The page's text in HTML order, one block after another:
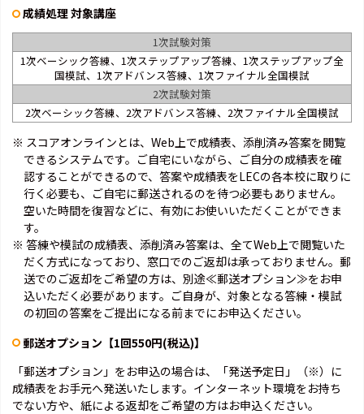
成績処理 対象講座
1次試験対策
1次ベーシック答練、1次ステップアップ答練、1次ステップアップ全
国模試、1次アドバンス答練、1次ファイナル全国模試
2次試験対策
2次ベーシック答練、2次アドバンス答練、2次ファイナル全国模試
※ スコアオンラインとは、Web上で成績表、添削済み答案を閲覧
できるシステムです。ご自宅にいながら、ご自分の成績表を確
認することができるので、答案や成績表をLECの各本校に取りに
行く必要も、ご自宅に郵送されるのを待つ必要もありません。
空いた時間を復習などに、有効にお使いいただくことができま
す。
※ 答練や模試の成績表、添削済み答案は、全てWeb上で閲覧いた
だく方式になっており、窓口でのご返却は承っておりません。郵
送でのご返却をご希望の方は、別途≪郵送オプション≫をお申
込いただく必要があります。ご自身が、対象となる答練・模試
の初回の答案をご提出になる前までにお申込ください。
郵送オプション【1回550円(税込)】
「郵送オプション」をお申込の場合は、「発送予定日」（※）に
成績表をお手元へ発送いたします。インターネット環境をお持ち
でない方や、紙による返却をご希望の方はお申込ください。